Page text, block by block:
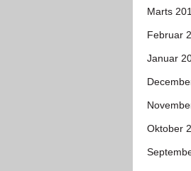
Marts
Februar
Januar
Oktober